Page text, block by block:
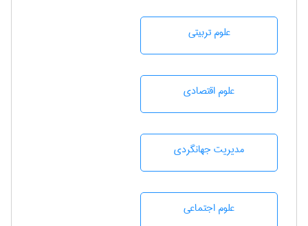
علوم تربيتی
علوم اقتصادی
مديريت جهانگردی
علوم اجتماعی